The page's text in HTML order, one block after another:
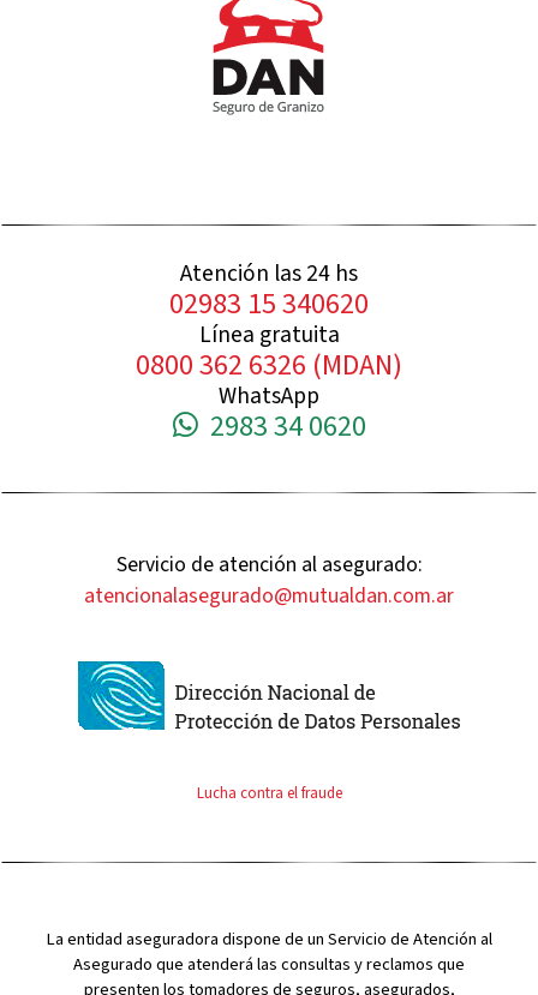
Atención las 24 hs
02983 15 340620
Línea gratuita
0800 362 6326 (MDAN)
WhatsApp
2983 34 0620
Servicio de atención al asegurado:
atencionalasegurado@mutualdan.com.ar
Lucha contra el fraude
La entidad aseguradora dispone de un Servicio de Atención al
Asegurado que atenderá las consultas y reclamos que
presenten los tomadores de seguros, asegurados,